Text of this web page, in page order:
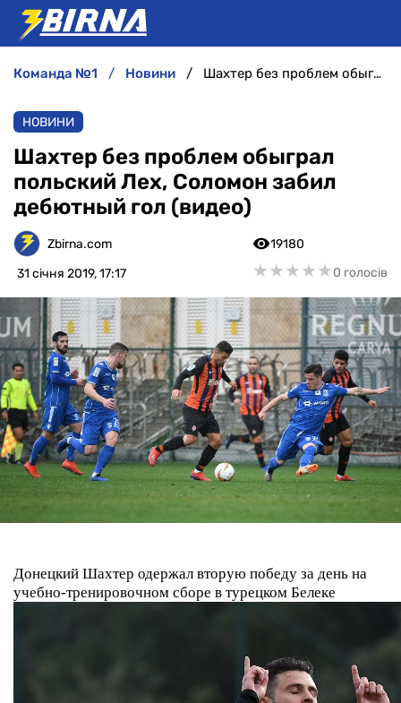
АНАЛІТИКА
ІНТЕРВ'Ю
РІЗНЕ
команда №1 новини Шахтер без проблем обыграл польский Лех, Соломон забил дебютный гол (видео)
НОВИНИ
Шахтер без проблем обыграл
польский Лех, Соломон забил
дебютный гол (видео)
Zbirna.com
31 січня 2019, 17:17
19180
★★★★★
★★★★★0 голосів
Донецкий Шахтер одержал вторую победу за день на
учебно-тренировочном сборе в турецком Белеке